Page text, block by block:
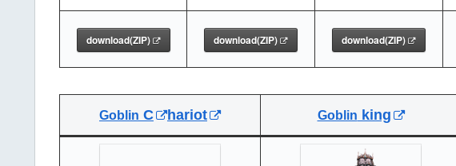
download(ZIP) download(ZIP) download(ZIP)
Goblin C hariot Goblin king